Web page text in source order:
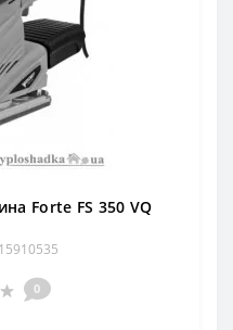
Forte FS 350 VQ
0